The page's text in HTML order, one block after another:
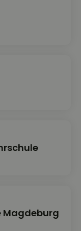
Magdeburg